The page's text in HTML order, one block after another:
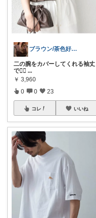
ブラウン/茶色好き🤎ノブたん
二の腕をカバーしてくれる袖丈
で🙆‍♀️ ...
￥ 3,960
0 0 23
コレ いいね